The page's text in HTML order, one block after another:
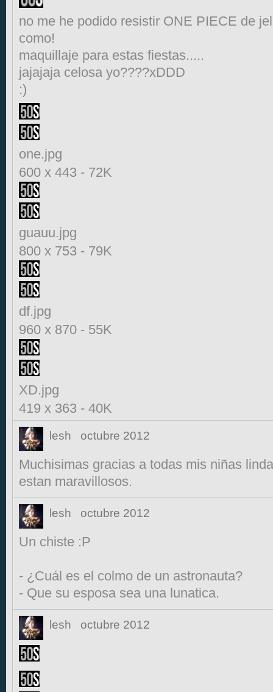
no me he podido resistir ONE PIECE de
como!
maquillaje para estas fiestas.....
jajajaja celosa yo????xDDD
:)
one.jpg
600 x 443 - 72K
guauu.jpg
800 x 753 - 79K
df.jpg
960 x 870 - 55K
XD.jpg
419 x 363 - 40K
lesh octubre 2012
Muchisimas gracias a todas mis niñas
estan maravillosos.
lesh octubre 2012
Un chiste :P
- ¿Cuál es el colmo de un astronauta?
- Que su esposa sea una lunatica.
lesh octubre 2012